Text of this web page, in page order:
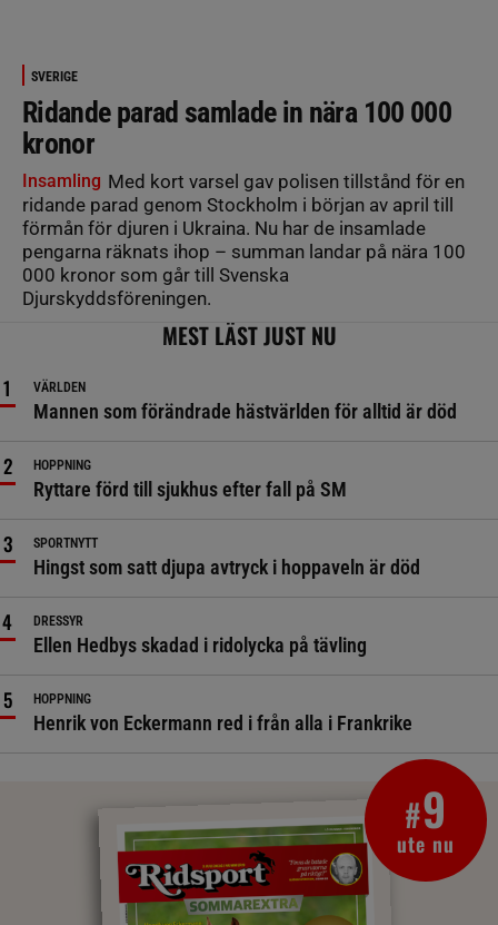
SVERIGE
Ridande parad samlade in nära 100 000
kronor
Insamling Med kort varsel gav polisen tillstånd för en
ridande parad genom Stockholm i början av april till
förmån för djuren i Ukraina. Nu har de insamlade
pengarna räknats ihop – summan landar på nära 100
000 kronor som går till Svenska
Djurskyddsföreningen.
MEST LÄST JUST NU
VÄRLDEN
Mannen som förändrade hästvärlden för alltid är död
HOPPNING
Ryttare förd till sjukhus efter fall på SM
SPORTNYTT
Hingst som satt djupa avtryck i hoppaveln är död
DRESSYR
Ellen Hedbys skadad i ridolycka på tävling
HOPPNING
Henrik von Eckermann red i från alla i Frankrike
#9
ute nu